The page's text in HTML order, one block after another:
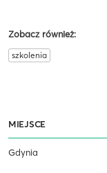
Zobacz również:
szkolenia
MIEJSCE
Gdynia